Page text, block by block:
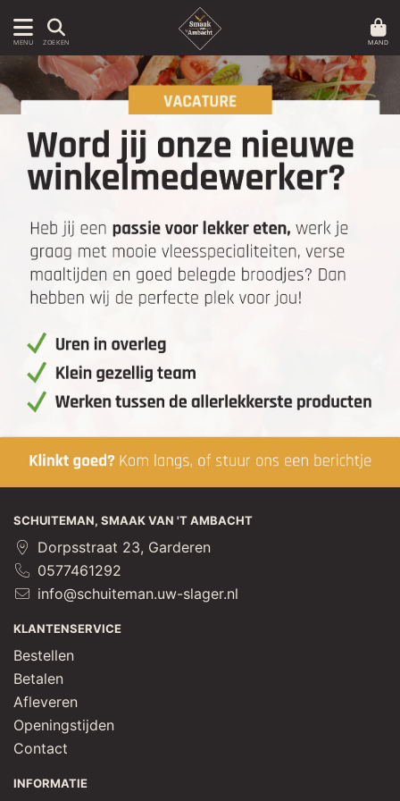
MENU ZOEKEN MAND
SCHUITEMAN, SMAAK VAN 'T AMBACHT
Dorpsstraat 23, Garderen
0577461292
info@schuiteman.uw-slager.nl
KLANTENSERVICE
Bestellen
Betalen
Afleveren
Openingstijden
Contact
INFORMATIE